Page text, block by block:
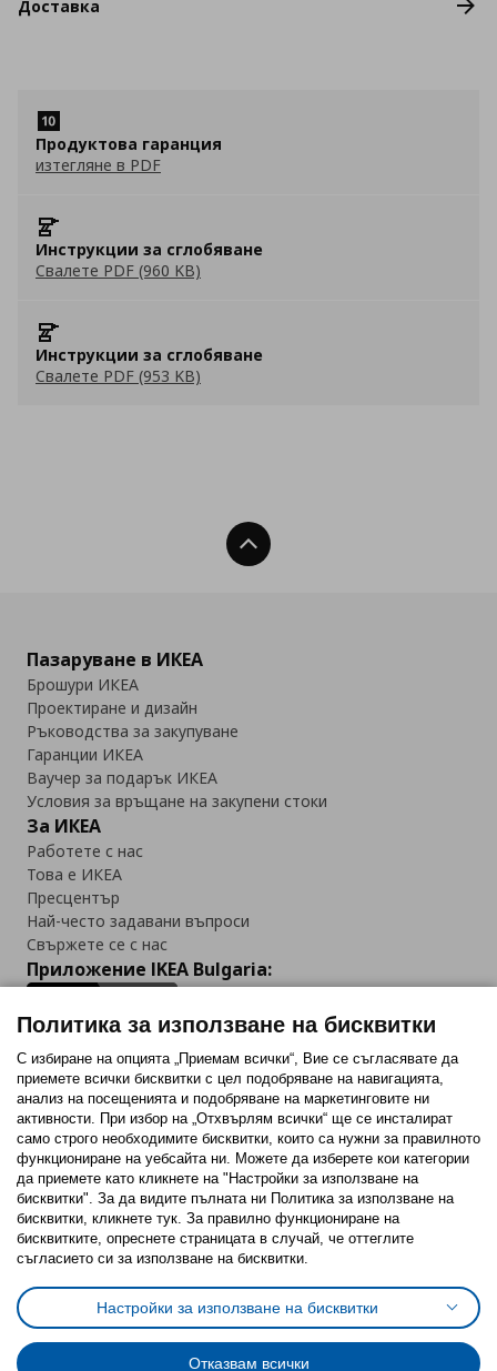
Доставка
Продуктова гаранция
изтегляне в PDF
Инструкции за сглобяване
Свалете PDF (960 KB)
Инструкции за сглобяване
Свалете PDF (953 KB)
Нагоре
Пазаруване в ИКЕА
Брошури ИКЕА
Проектиране и дизайн
Ръководства за закупуване
Гаранции ИКЕА
Ваучер за подарък ИКЕА
Условия за връщане на закупени стоки
За ИКЕА
Работете с нас
Това е ИКЕА
Пресцентър
Най-често задавани въпроси
Свържете се с нас
Приложение IKEA Bulgaria:
Последвайте ни:
FacebookTwitterYoutubePinterestInstagram
Политика за използване на бисквитки (Cookies)
Избор на настройки за използване на бисквитки
Условия за ползване на ikea.bgОбща политика за личните данни
Политика за защита на личните данни на ikea.bg
Общи условия на програма IKEA Family
Политика за използване на бисквитки
С избиране на опцията „Приемам всички“, Вие се съгласявате да
приемете всички бисквитки с цел подобряване на навигацията,
анализ на посещенията и подобряване на маркетинговите ни
активности. При избор на „Отхвърлям всички“ ще се инсталират
само строго необходимитe бисквитки, които са нужни за правилното
функциониране на уебсайта ни. Можете да изберете кои категории
да приемете като кликнете на "Настройки за използване на
бисквитки". За да видите пълната ни Политика за използване на
бисквитки, кликнете тук. За правилно функциониране на
бисквитките, опреснете страницата в случай, че оттеглите
съгласието си за използване на бисквитки.
Настройки за използване на бисквитки
Отказвам всички